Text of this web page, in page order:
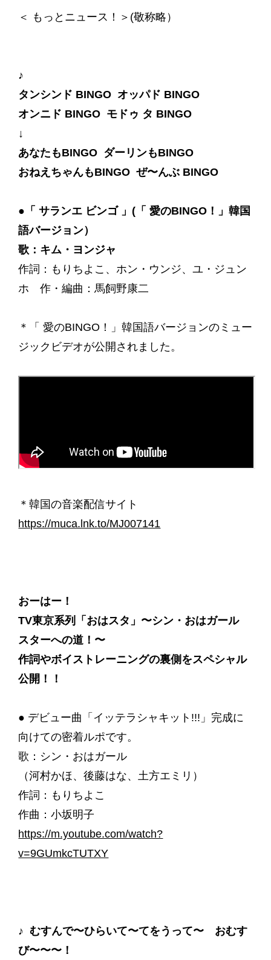
＜ もっとニュース！＞(敬称略）
♪
タンシンド BINGO オッパド BINGO
オンニド BINGO モドゥ タ BINGO
↓
あなたもBINGO ダーリンもBINGO
おねえちゃんもBINGO ぜ〜んぶ BINGO
●「 サランエ ビンゴ 」(「 愛のBINGO！」韓国
語バージョン）
歌：キム・ヨンジャ
作詞：もりちよこ、ホン・ウンジ、ユ・ジュン
ホ 作・編曲：馬飼野康二
＊「 愛のBINGO！」韓国語バージョンのミュー
ジックビデオが公開されました。
＊韓国の音楽配信サイト
https://muca.lnk.to/MJ007141
おーはー！
TV東京系列「おはスタ」〜シン・おはガール
スターへの道！〜
作詞やボイストレーニングの裏側をスペシャル
公開！！
● デビュー曲「イッテラシャキット!!!」完成に
向けての密着ルポです。
歌：シン・おはガール
（河村かほ、後藤はな、土方エミリ）
作詞：もりちよこ
作曲：小坂明子
https://m.youtube.com/watch?
v=9GUmkcTUTXY
♪ むすんで〜ひらいて〜てをうって〜 おむす
び〜〜〜！